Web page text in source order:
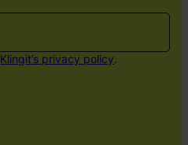
Klingit’s privacy policy.